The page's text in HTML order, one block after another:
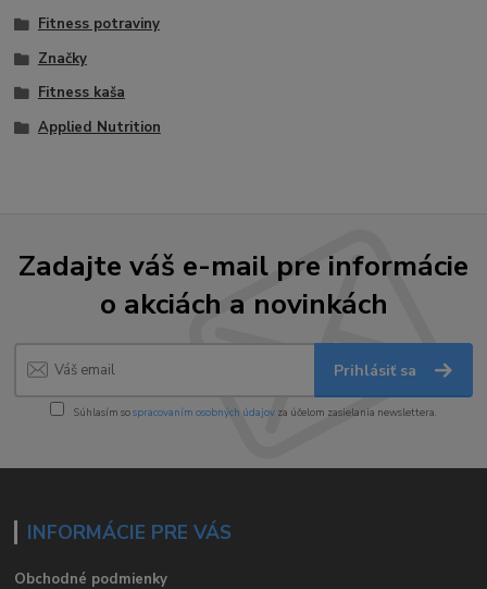
Fitness potraviny
Značky
Fitness kaša
Applied Nutrition
Zadajte váš e-mail pre informácie
o akciách a novinkách
Prihlásiť sa
Súhlasím sospracovaním osobných údajov za účelom zasielania newslettera.
INFORMÁCIE PRE VÁS
Obchodné podmienky